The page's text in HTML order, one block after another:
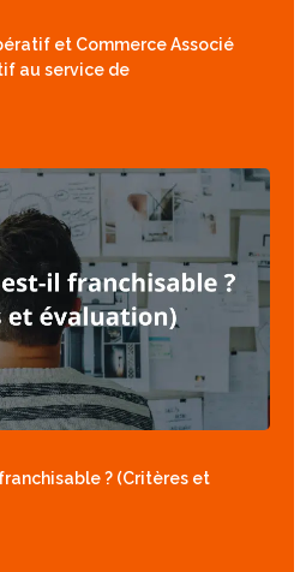
et Commerce Associé
au service de
? (Critères et